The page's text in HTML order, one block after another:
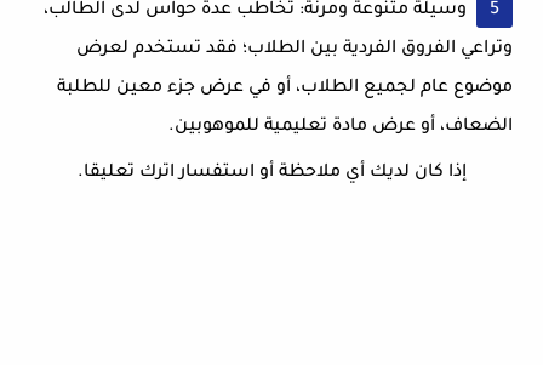
وسيلة متنوعة ومرنة: تخاطب عدة حواس لدى الطالب،
وتراعي الفروق الفردية بين الطلاب؛ فقد تستخدم لعرض
موضوع عام لجميع الطلاب، أو في عرض جزء معين للطلبة
الضعاف، أو عرض مادة تعليمية للموهوبين.
إذا كان لديك أي ملاحظة أو استفسار اترك تعليقا.